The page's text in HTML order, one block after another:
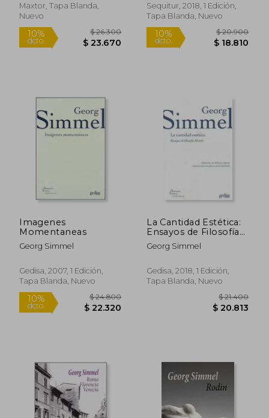
Maxtor, Tapa Blanda,
Nuevo
dcto. $ 23.670
Sequitur, 2018, 1 Edición,
Tapa Blanda, Nuevo
dcto.
Imagenes
Momentaneas
Georg Simmel
Gedisa, 2007, 1 Edición,
Tapa Blanda, Nuevo
La Cantidad Estética:
Ensayos de Filosofía
del Arte
Georg Simmel
Gedisa, 2018, 1 Edición,
Tapa Blanda, Nuevo